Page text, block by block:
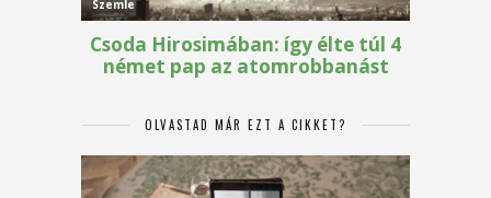
OLVASTAD MÁR EZT A CIKKET?